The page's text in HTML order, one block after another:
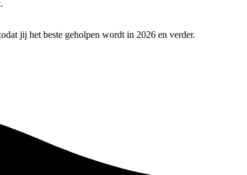
jij het beste geholpen wordt in 2026 en verder.